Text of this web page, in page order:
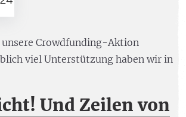
unsere Crowdfunding-Aktion
viel Unterstützung haben wir in
Und Zeilen von